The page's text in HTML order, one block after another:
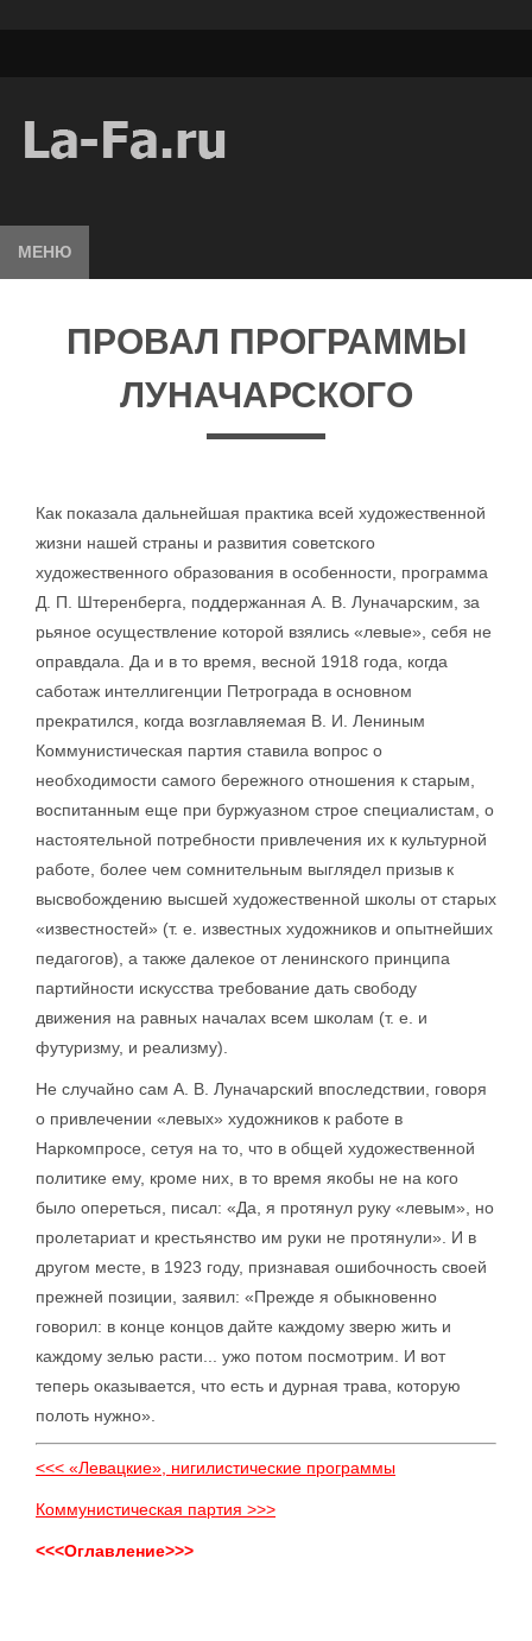
МЕНЮ
ПРОВАЛ ПРОГРАММЫ
ЛУНАЧАРСКОГО
Как показала дальнейшая практика всей художественной
жизни нашей страны и развития советского
художественного образования в особенности, программа
Д. П. Штеренберга, поддержанная А. В. Луначарским, за
рьяное осуществление которой взялись «левые», себя не
оправдала. Да и в то время, весной 1918 года, когда
саботаж интеллигенции Петрограда в основном
прекратился, когда возглавляемая В. И. Лениным
Коммунистическая партия ставила вопрос о
необходимости самого бережного отношения к старым,
воспитанным еще при буржуазном строе специалистам, о
настоятельной потребности привлечения их к культурной
работе, более чем сомнительным выглядел призыв к
высвобождению высшей художественной школы от старых
«известностей» (т. е. известных художников и опытнейших
педагогов), а также далекое от ленинского принципа
партийности искусства требование дать свободу
движения на равных началах всем школам (т. е. и
футуризму, и реализму).
Не случайно сам А. В. Луначарский впоследствии, говоря
о привлечении «левых» художников к работе в
Наркомпросе, сетуя на то, что в общей художественной
политике ему, кроме них, в то время якобы не на кого
было опереться, писал: «Да, я протянул руку «левым», но
пролетариат и крестьянство им руки не протянули». И в
другом месте, в 1923 году, признавая ошибочность своей
прежней позиции, заявил: «Прежде я обыкновенно
говорил: в конце концов дайте каждому зверю жить и
каждому зелью расти... ужо потом посмотрим. И вот
теперь оказывается, что есть и дурная трава, которую
полоть нужно».
<<< «Левацкие», нигилистические программы
Коммунистическая партия >>>
<<<Оглавление>>>